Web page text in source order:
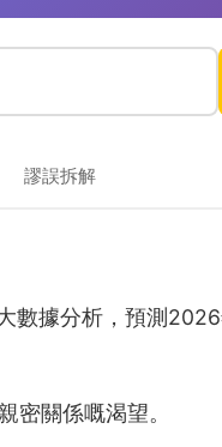
謬誤拆解
數據分析，預測
密關係嘅渴望。